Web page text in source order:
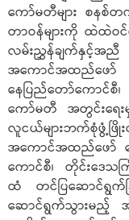
ကော်မတီများ စနစ်တ
တာဝန်များကို ထဲထဲဝ
လမ်းညွှန်ချက်နှင့်အ
အကောင်အထည်ဖော်
နေပြည်တော်ကောင်စီ
ကော်မတီ အတွင်းရေး
လူငယ်များဘက်စုံ
အကောင်အထည်ဖော် ဆ
ကောင်စီ၊ တိုင်းဒေသက
ထံ တင်ပြဆောင်ရွက်ခြ
ဆောင်ရွက်သွားမည့် အစီ